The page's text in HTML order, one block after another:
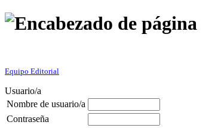
Equipo Editorial
Usuario/a
Nombre de usuario/a
Contraseña